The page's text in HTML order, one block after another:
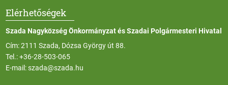
Elérhetőségek
Szada Nagyközség Önkormányzat és Szadai Polgármesteri Hivatal
Cím: 2111 Szada, Dózsa György út 88.
Tel.:+36-28-503-065
E-mail:szada@szada.hu